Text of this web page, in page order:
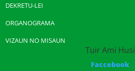
DEKRETU-LEI
ORGANOGRAMA
VIZAUN NO MISAUN
Tuir Ami Husi
Faccebook